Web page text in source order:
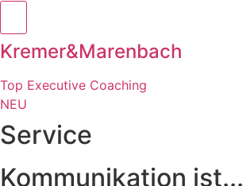
Kremer&Marenbach
Top Executive Coaching
NEU
Service
Kommunikation ist...